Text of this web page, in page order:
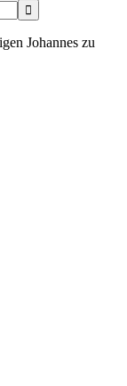
Johannes zu